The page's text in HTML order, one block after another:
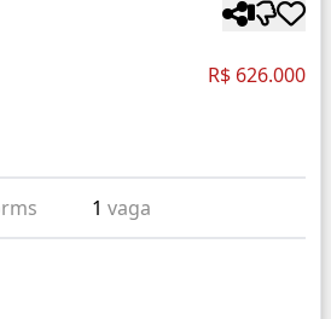
R$ 626.000
1vaga